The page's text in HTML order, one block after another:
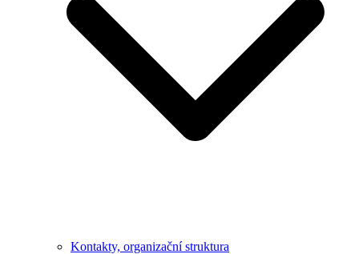
Kontakty, organizační struktura